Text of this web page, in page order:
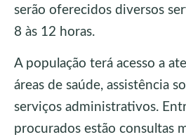
serão oferecidos diversos
8 às 12 horas.
A população terá acesso a
áreas de saúde, assistência
serviços administrativos.
procurados estão consultas